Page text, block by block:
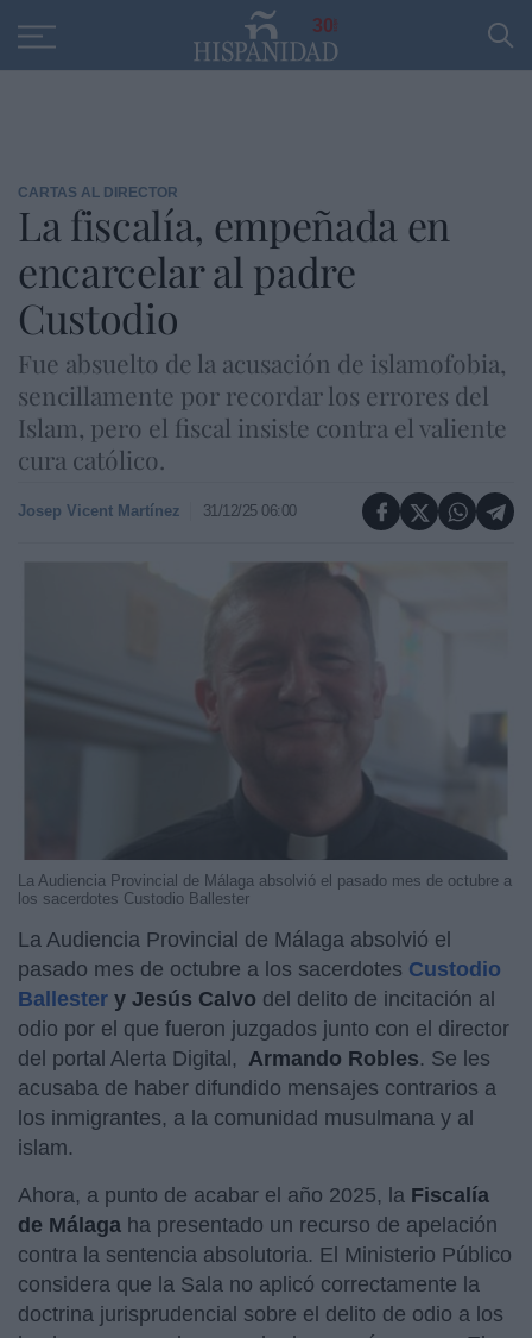
30
CARTAS AL DIRECTOR
La fiscalía, empeñada en
encarcelar al padre
Custodio
Fue absuelto de la acusación de islamofobia,
sencillamente por recordar los errores del
Islam, pero el fiscal insiste contra el valiente
cura católico.
Josep Vicent Martínez 31/12/25 06:00
La Audiencia Provincial de Málaga absolvió el pasado mes de octubre a
los sacerdotes Custodio Ballester
La Audiencia Provincial de Málaga absolvió el
pasado mes de octubre a los sacerdotes Custodio
Ballester y Jesús Calvo del delito de incitación al
odio por el que fueron juzgados junto con el director
del portal Alerta Digital, Armando Robles. Se les
acusaba de haber difundido mensajes contrarios a
los inmigrantes, a la comunidad musulmana y al
islam.
Ahora, a punto de acabar el año 2025, la Fiscalía
de Málaga ha presentado un recurso de apelación
contra la sentencia absolutoria. El Ministerio Público
considera que la Sala no aplicó correctamente la
doctrina jurisprudencial sobre el delito de odio a los